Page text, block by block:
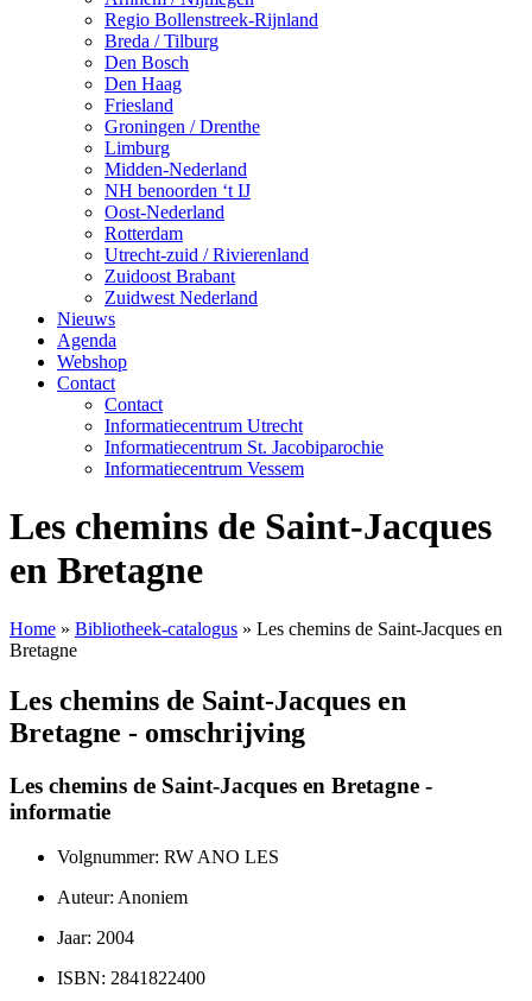
Regio Bollenstreek-Rijnland
Breda / Tilburg
Den Bosch
Den Haag
Friesland
Groningen / Drenthe
Limburg
Midden-Nederland
NH benoorden ‘t IJ
Oost-Nederland
Rotterdam
Utrecht-zuid / Rivierenland
Zuidoost Brabant
Zuidwest Nederland
Nieuws
Agenda
Webshop
Contact
Contact
Informatiecentrum Utrecht
Informatiecentrum St. Jacobiparochie
Informatiecentrum Vessem
Les chemins de Saint-Jacques
en Bretagne
Home » Bibliotheek-catalogus » Les chemins de Saint-Jacques en
Bretagne
Les chemins de Saint-Jacques en
Bretagne - omschrijving
Les chemins de Saint-Jacques en Bretagne -
informatie
Volgnummer: RW ANO LES
Auteur: Anoniem
Jaar: 2004
ISBN: 2841822400